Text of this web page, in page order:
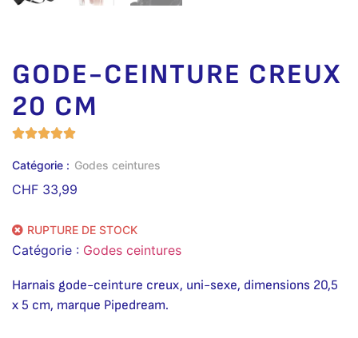
GODE-CEINTURE CREUX
20 CM
Catégorie : Godes ceintures
CHF 33,99
RUPTURE DE STOCK
Catégorie : Godes ceintures
Harnais gode-ceinture creux, uni-sexe, dimensions 20,5
x 5 cm, marque Pipedream.